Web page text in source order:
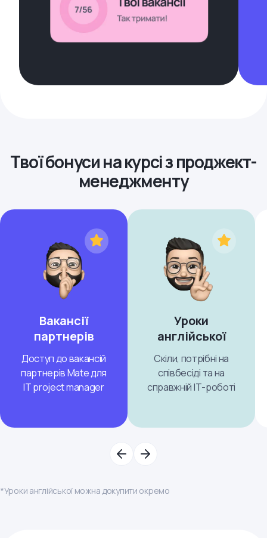
Твої бонуси на курсі з проджект-
менеджменту
Вакансії
партнерів
Доступ до вакансій
партнерів Mate для
IT project manager
Уроки
англійської
Скіли, потрібні на
співбесіді та на
справжній ІТ-роботі
*Уроки англійської можна докупити окремо